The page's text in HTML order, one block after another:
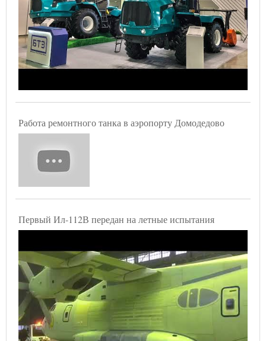
Работа ремонтного танка в аэропорту Домодедово
Первый Ил-112В передан на летные испытания